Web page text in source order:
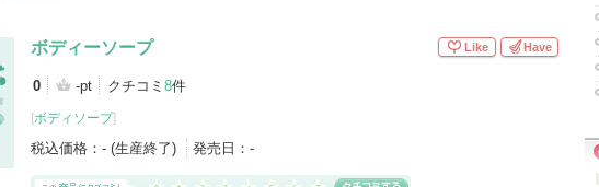
ボディーソープ
0 -pt クチコミ 8件
[ボディソープ]
税込価格： - (生産終了) 発売日： -
Like Have